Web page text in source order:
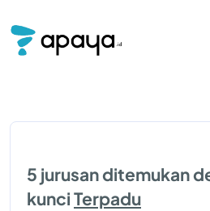
5 jurusan ditemukan
kunciTerpadu